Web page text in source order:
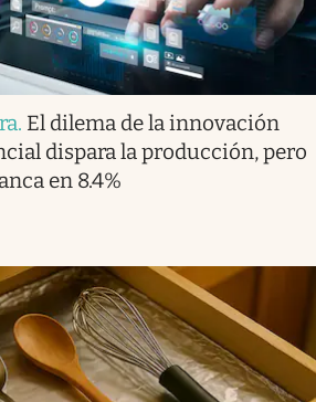
. El dilema de la innovación
dispara la producción, pero
en 8.4%